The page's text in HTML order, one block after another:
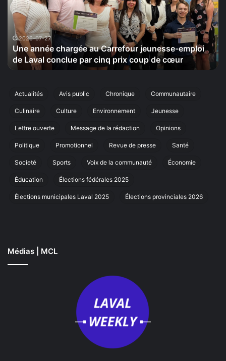
Carrefour
jeunesse-
emploi
de
Laval
conclue
par
prix
de
2026-07-27
Une année chargée au Carrefour jeunesse-emploi
de Laval conclue par cinq prix coup de cœur
le
20
Actualités Avis public Chronique Communautaire
Culinaire Culture Environnement Jeunesse
Lettre ouverte Message de la rédaction Opinions
Politique Promotionnel Revue de presse Santé
Societé Sports Voix de la communauté Économie
Éducation Élections fédérales 2025
Élections municipales Laval 2025 Élections provinciales 2026
Médias | MCL